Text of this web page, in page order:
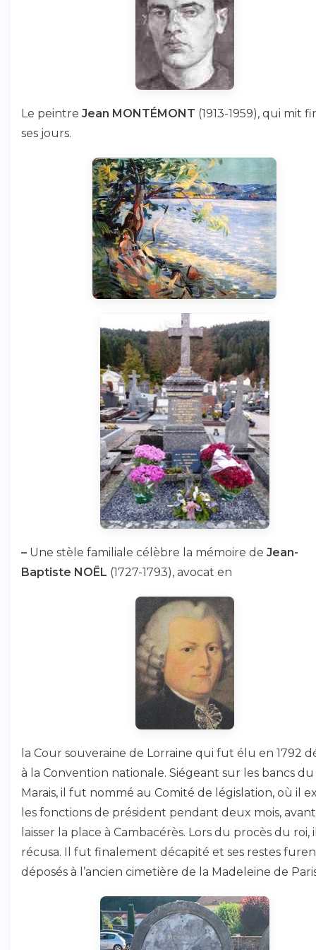
Le peintre Jean MONTÉMONT (1913-1959), qui mit
ses jours.
– Une stèle familiale célèbre la mémoire de Jean-
Baptiste NOËL (1727-1793), avocat en
la Cour souveraine de Lorraine qui fut élu en 1792
à la Convention nationale. Siégeant sur les bancs du
Marais, il fut nommé au Comité de législation, où il
les fonctions de président pendant deux mois,
laisser la place à Cambacérès. Lors du procès du roi,
récusa. Il fut finalement décapité et ses restes
déposés à l’ancien cimetière de la Madeleine de